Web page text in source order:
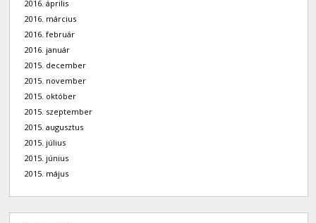
2016. április
2016. március
2016. február
2016. január
2015. december
2015. november
2015. október
2015. szeptember
2015. augusztus
2015. július
2015. június
2015. május